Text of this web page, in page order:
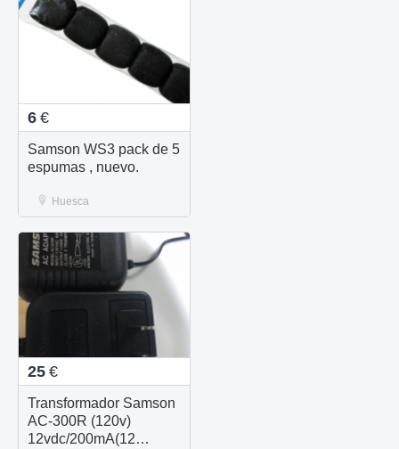
6 €
Samson WS3 pack de 5
espumas , nuevo.
Huesca
25 €
Transformador Samson
AC-300R (120v)
12vdc/200mA(12